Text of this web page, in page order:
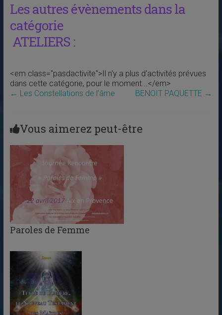
Les autres évènements dans la
catégorie
ATELIERS :
<em class="pasdactivite">Il n'y a plus d'activités prévues
dans cette catégorie, pour le moment...</em>
← Les Constellations de l’âme BENOIT PAQUETTE →
Vous aimerez peut-être
Paroles de Femme